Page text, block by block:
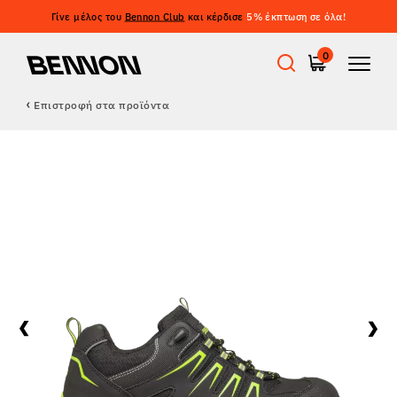
Γίνε μέλος του Bennon Club και κέρδισε 5% έκπτωση σε όλα!
0
Outdoor
Casual παπούτσια
Επιστροφή στα προϊόντα